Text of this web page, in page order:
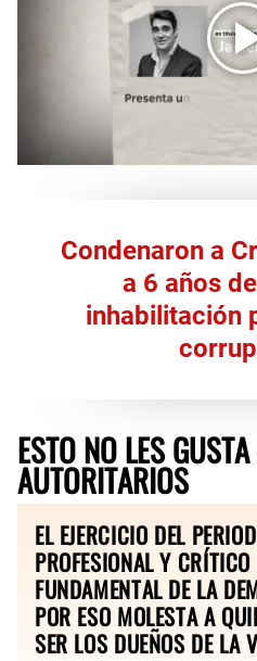
Condenaron a
a 6 años
inhabilitación
ESTO NO LES
AUTORITARIOS
EL EJERCICIO DEL
PROFESIONAL Y
FUNDAMENTAL DE LA
POR ESO MOLESTA A
SER LOS DUEÑOS DE LA